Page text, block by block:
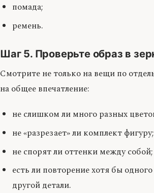
помада;
ремень.
Шаг 5. Проверьте образ в
Смотрите не только на вещи по
на общее впечатление:
не слишком ли много разных
не «разрезает» ли комплект фигуру;
не спорят ли оттенки между собой;
есть ли повторение хотя бы
другой детали.